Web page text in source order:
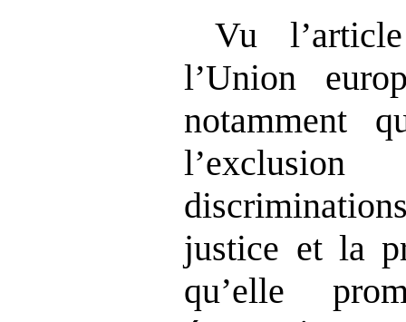
Vu
l’Union
notamment
justice et la
qu’elle